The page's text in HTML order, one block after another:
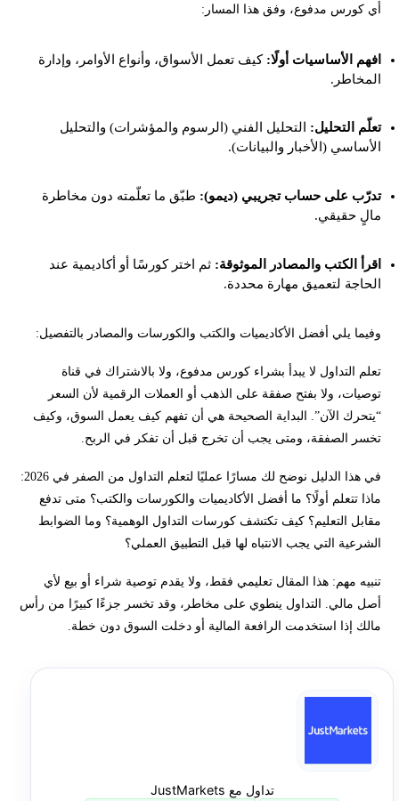
خطة تعلم التداول من الصفر خلال 90 يومًا
كيف تختار مصدر تعلم التداول المناسب لك؟
أفضل كورسات تعليم التداول من الصفر: مجانية أم مدفوعة؟
أفضل كتب تعليم التداول للمبتدئين
الضوابط الشرعية قبل تطبيق ما تعلمته في التداول
أخطاء شائعة يقع فيها من يتعلم التداول لأول مرة
إخلاء المسؤولية وتنويه المخاطر
هل تريد التعرف على كتب وكورسات تعلم التداول بشكل صحيح؟
أي كورس مدفوع، وفق هذا المسار:
افهم الأساسيات أولًا: كيف تعمل الأسواق، وأنواع الأوامر، وإدارة
المخاطر.
تعلّم التحليل: التحليل الفني (الرسوم والمؤشرات) والتحليل
الأساسي (الأخبار والبيانات).
تدرّب على حساب تجريبي (ديمو): طبّق ما تعلّمته دون مخاطرة
مالٍ حقيقي.
اقرأ الكتب والمصادر الموثوقة: ثم اختر كورسًا أو أكاديمية عند
الحاجة لتعميق مهارة محددة.
وفيما يلي أفضل الأكاديميات والكتب والكورسات والمصادر بالتفصيل:
تعلم التداول لا يبدأ بشراء كورس مدفوع، ولا بالاشتراك في قناة
توصيات، ولا بفتح صفقة على الذهب أو العملات الرقمية لأن السعر
“يتحرك الآن”. البداية الصحيحة هي أن تفهم كيف يعمل السوق، وكيف
تخسر الصفقة، ومتى يجب أن تخرج قبل أن تفكر في الربح.
في هذا الدليل نوضح لك مسارًا عمليًا لتعلم التداول من الصفر في 2026:
ماذا تتعلم أولًا؟ ما أفضل الأكاديميات والكورسات والكتب؟ متى تدفع
مقابل التعليم؟ كيف تكتشف كورسات التداول الوهمية؟ وما الضوابط
الشرعية التي يجب الانتباه لها قبل التطبيق العملي؟
تنبيه مهم: هذا المقال تعليمي فقط، ولا يقدم توصية شراء أو بيع لأي
أصل مالي. التداول ينطوي على مخاطر، وقد تخسر جزءًا كبيرًا من رأس
مالك إذا استخدمت الرافعة المالية أو دخلت السوق دون خطة.
تداول مع JustMarkets